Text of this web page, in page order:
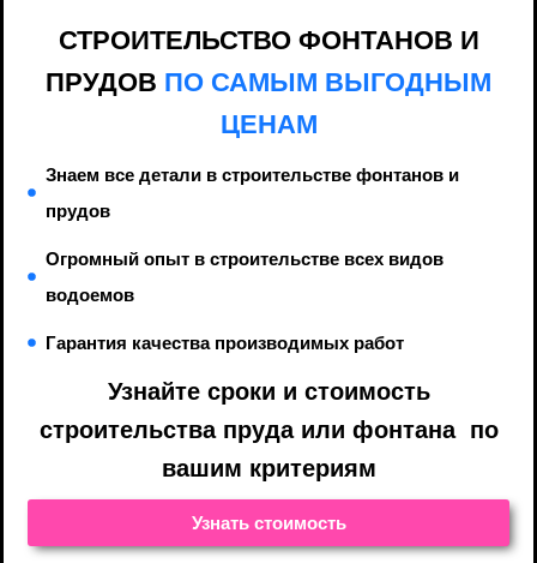
СТРОИТЕЛЬСТВО ФОНТАНОВ И
ПРУДОВ ПО САМЫМ ВЫГОДНЫМ
ЦЕНАМ
Знаем все детали в строительстве фонтанов и
прудов
Огромный опыт в строительстве всех видов
водоемов
Гарантия качества производимых работ
Узнайте cроки и стоимость
строительства пруда или фонтана по
вашим критериям
Узнать стоимость